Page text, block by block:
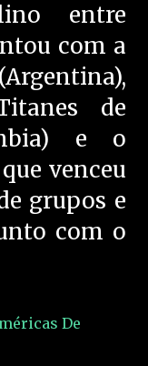
entre
com a
de
e o
venceu
grupos e
com o
De